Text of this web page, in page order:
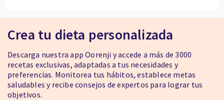
Crea tu dieta personalizada
Descarga nuestra app Oorenji y accede a más de 3000
recetas exclusivas, adaptadas a tus necesidades y
preferencias. Monitorea tus hábitos, establece metas
saludables y recibe consejos de expertos para lograr tus
objetivos.